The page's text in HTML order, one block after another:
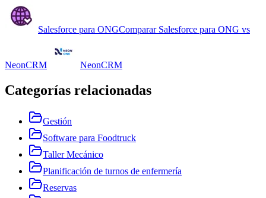
Salesforce para ONGComparar Salesforce para ONG vs
NeonCRM NeonCRM
Categorías relacionadas
Gestión
Software para Foodtruck
Taller Mecánico
Planificación de turnos de enfermería
Reservas